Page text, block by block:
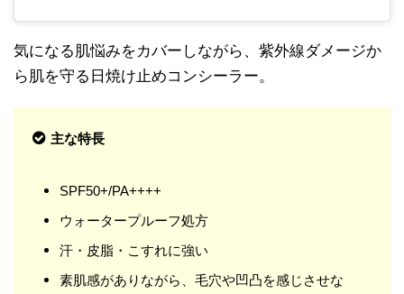
気になる肌悩みをカバーしながら、紫外線ダメージか
ら肌を守る日焼け止めコンシーラー。
主な特長
SPF50+/PA++++
ウォータープルーフ処方
汗・皮脂・こすれに強い
素肌感がありながら、毛穴や凹凸を感じさせな